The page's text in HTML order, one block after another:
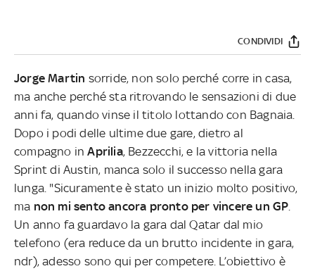
CONDIVIDI
Jorge Martin sorride, non solo perché corre in casa,
ma anche perché sta ritrovando le sensazioni di due
anni fa, quando vinse il titolo lottando con Bagnaia.
Dopo i podi delle ultime due gare, dietro al
compagno inAprilia, Bezzecchi, e la vittoria nella
Sprint di Austin, manca solo il successo nella gara
lunga. "Sicuramente è stato un inizio molto positivo,
ma non mi sento ancora pronto per vincere un GP
Un anno fa guardavo la gara dal Qatar dal mio
telefono (era reduce da un brutto incidente in gara,
ndr), adesso sono qui per competere. L’obiettivo è